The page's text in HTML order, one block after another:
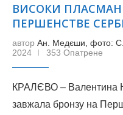
ВИСОКИ
ПЕРШЕНСТВЕ
автор Ан. Медєши, фото:
2024
353 Опатрене
КРАЛЄВО – Валентина
завжала бронзу на